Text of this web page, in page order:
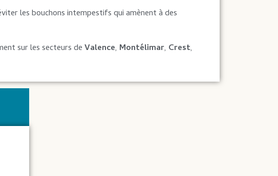
les bouchons intempestifs qui amènent à des
sur les secteurs deValence, Montélimar, Crest,